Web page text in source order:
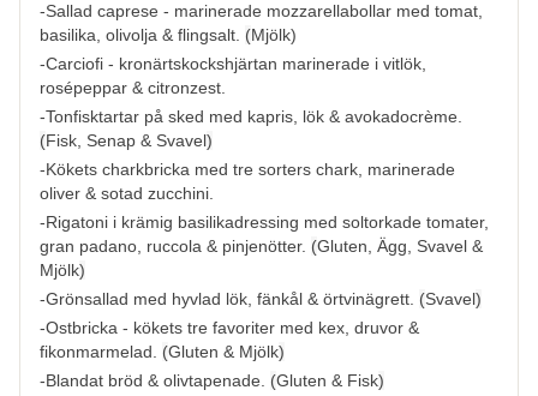
-Sallad caprese - marinerade mozzarellabollar med tomat,
basilika, olivolja & flingsalt. (Mjölk)
-Carciofi - kronärtskockshjärtan marinerade i vitlök,
rosépeppar & citronzest.
-Tonfisktartar på sked med kapris, lök & avokadocrème.
(Fisk, Senap & Svavel)
-Kökets charkbricka med tre sorters chark, marinerade
oliver & sotad zucchini.
-Rigatoni i krämig basilikadressing med soltorkade tomater,
gran padano, ruccola & pinjenötter. (Gluten, Ägg, Svavel &
Mjölk)
-Grönsallad med hyvlad lök, fänkål & örtvinägrett. (Svavel)
-Ostbricka - kökets tre favoriter med kex, druvor &
fikonmarmelad. (Gluten & Mjölk)
-Blandat bröd & olivtapenade. (Gluten & Fisk)